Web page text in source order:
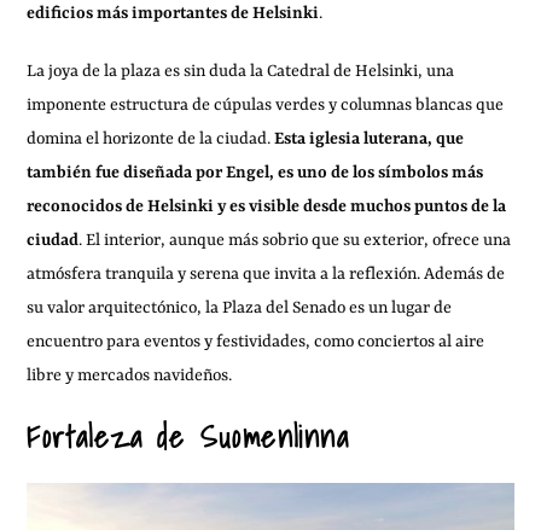
edificios más importantes de Helsinki.
La joya de la plaza es sin duda la Catedral de Helsinki, una
imponente estructura de cúpulas verdes y columnas blancas que
domina el horizonte de la ciudad.Esta iglesia luterana, que
también fue diseñada por Engel, es uno de los símbolos más
reconocidos de Helsinki y es visible desde muchos puntos de la
ciudad. El interior, aunque más sobrio que su exterior, ofrece una
atmósfera tranquila y serena que invita a la reflexión. Además de
su valor arquitectónico, la Plaza del Senado es un lugar de
encuentro para eventos y festividades, como conciertos al aire
libre y mercados navideños.
Fortaleza de Suomenlinna